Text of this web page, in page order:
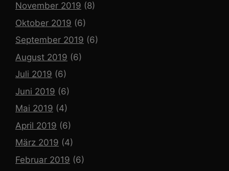
November 2019 (8)
Oktober 2019 (6)
September 2019 (6)
August 2019 (6)
Juli 2019 (6)
Juni 2019 (6)
Mai 2019 (4)
April 2019 (6)
März 2019 (4)
Februar 2019 (6)